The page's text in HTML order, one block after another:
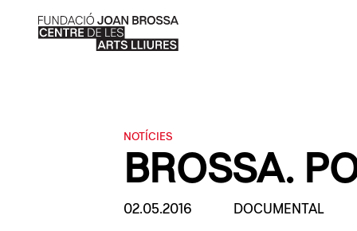
NOTÍCIES
BROSSA.
02.05.2016 DOCUMENTAL